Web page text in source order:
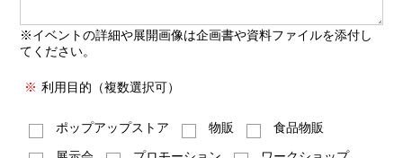
※イベントの詳細や展開画像は企画書や資料ファイルを添付し
てください。
※ 利用目的（複数選択可）
ポップアップストア 物販
食品物販